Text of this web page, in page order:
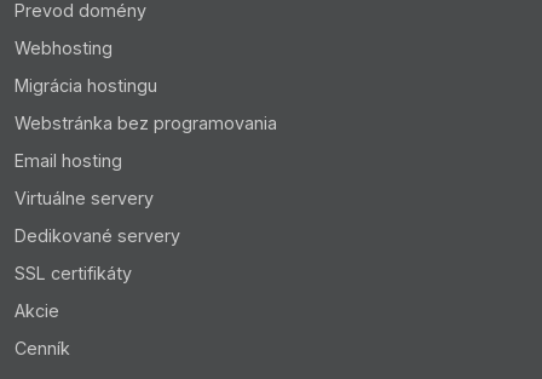
Prevod domény
Webhosting
Migrácia hostingu
Webstránka bez programovania
Email hosting
Virtuálne servery
Dedikované servery
SSL certifikáty
Akcie
Cenník